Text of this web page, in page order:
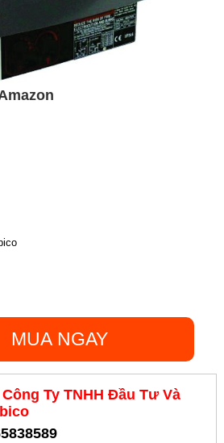
MUA NGAY
Ty TNHH Đầu Tư Và